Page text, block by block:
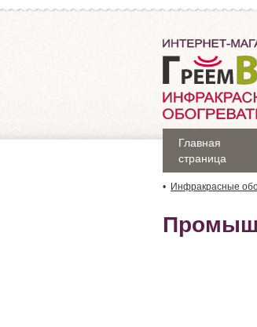
Главная
страница
Инфракрасные